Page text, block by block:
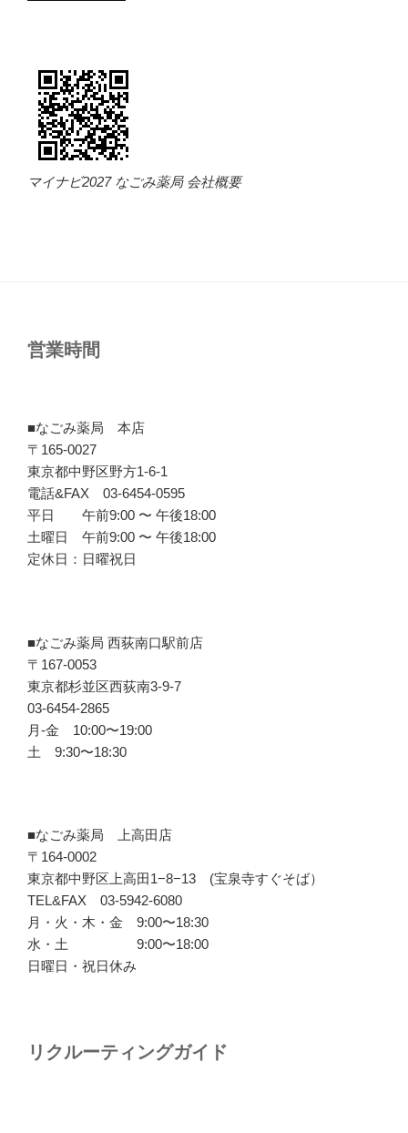
マイナビ2027 なごみ薬局 会社概要
営業時間
■なごみ薬局 本店
〒165-0027
東京都中野区野方1-6-1
電話&FAX 03-6454-0595
平日 午前9:00 〜 午後18:00
土曜日 午前9:00 〜 午後18:00
定休日：日曜祝日
■なごみ薬局 西荻南口駅前店
〒167-0053
東京都杉並区西荻南3-9-7
03-6454-2865
月-金 10:00〜19:00
土 9:30〜18:30
■なごみ薬局 上高田店
〒164-0002
東京都中野区上高田1−8−13 (宝泉寺すぐそば）
TEL&FAX 03-5942-6080
月・火・木・金 9:00〜18:30
水・土 9:00〜18:00
日曜日・祝日休み
リクルーティングガイド